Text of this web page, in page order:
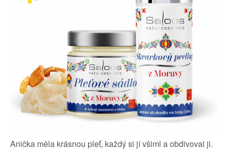
Anička měla krásnou pleť, každý si jí všiml a obdivoval ji.